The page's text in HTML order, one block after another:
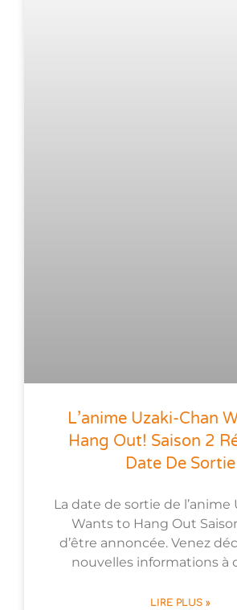
L’anime Uzaki-Chan
Hang Out! Saison 2
Date De Sortie
La date de sortie de l’anime
Wants to Hang Out
d’être annoncée. Venez
nouvelles informations à
LIRE PLUS »